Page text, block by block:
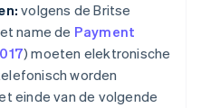
volgens de Britse
name de Payment
) moeten elektronische
worden
einde van de volgende